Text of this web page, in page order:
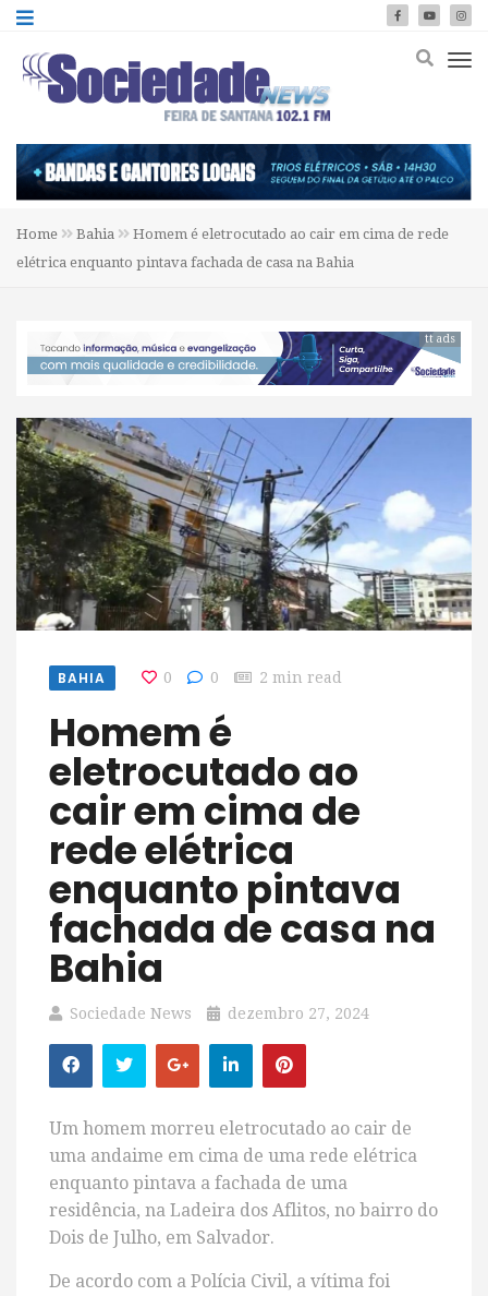
Home Bahia
Homem é eletrocutado ao cair em cima de rede
elétrica enquanto pintava fachada de casa na Bahia
tt ads
BAHIA 0 0 2 min read
Homem é
eletrocutado ao
cair em cima de
rede elétrica
enquanto pintava
fachada de casa na
Bahia
Sociedade News dezembro 27, 2024
Um homem morreu eletrocutado ao cair de
uma andaime em cima de uma rede elétrica
enquanto pintava a fachada de uma
residência, na Ladeira dos Aflitos, no bairro do
Dois de Julho, em Salvador.
De acordo com a Polícia Civil, a vítima foi